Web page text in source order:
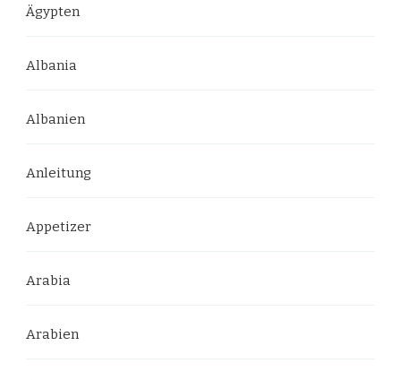
Ägypten
Albania
Albanien
Anleitung
Appetizer
Arabia
Arabien